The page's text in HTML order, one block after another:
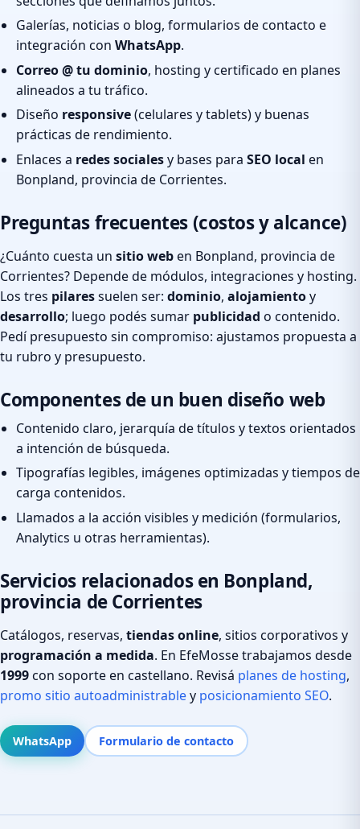
Galerías, noticias o blog, formularios de contacto e
integración con WhatsApp.
Correo @ tu dominio, hosting y certificado en planes
alineados a tu tráfico.
Diseño responsive(celulares y tablets) y buenas
prácticas de rendimiento.
Enlaces a redes socialesy bases para SEO local en
Bonpland, provincia de Corrientes.
Preguntas frecuentes (costos y alcance)
¿Cuánto cuesta un sitio weben Bonpland, provincia de
Corrientes? Depende de módulos, integraciones y hosting.
Los tres pilaressuelen ser: dominio, alojamientoy
desarrollo; luego podés sumar publicidad o contenido.
Pedí presupuesto sin compromiso: ajustamos propuesta a
tu rubro y presupuesto.
Componentes de un buen diseño web
Contenido claro, jerarquía de títulos y textos orientados
a intención de búsqueda.
Tipografías legibles, imágenes optimizadas y tiempos de
carga contenidos.
Llamados a la acción visibles y medición (formularios,
Analytics u otras herramientas).
Servicios relacionados en Bonpland,
provincia de Corrientes
Catálogos, reservas, tiendas online, sitios corporativos y
programación a medida. En EfeMosse trabajamos desde
1999con soporte en castellano. Revisá planes de hosting,
promo sitio autoadministrabley posicionamiento SEO.
WhatsApp Formulario de contacto